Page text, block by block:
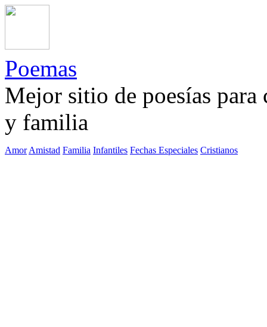
Poemas
Mejor sitio de poesías
y familia
Amor Amistad Familia Infantiles Fechas Especiales Cristianos